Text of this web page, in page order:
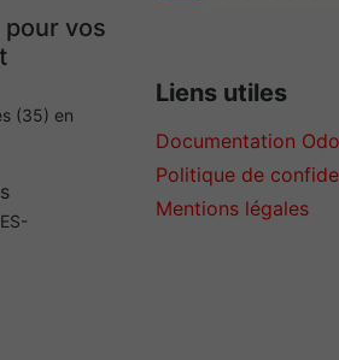
vos
(35) en
Liens utiles
Documentation
Politique de
Mentions légales